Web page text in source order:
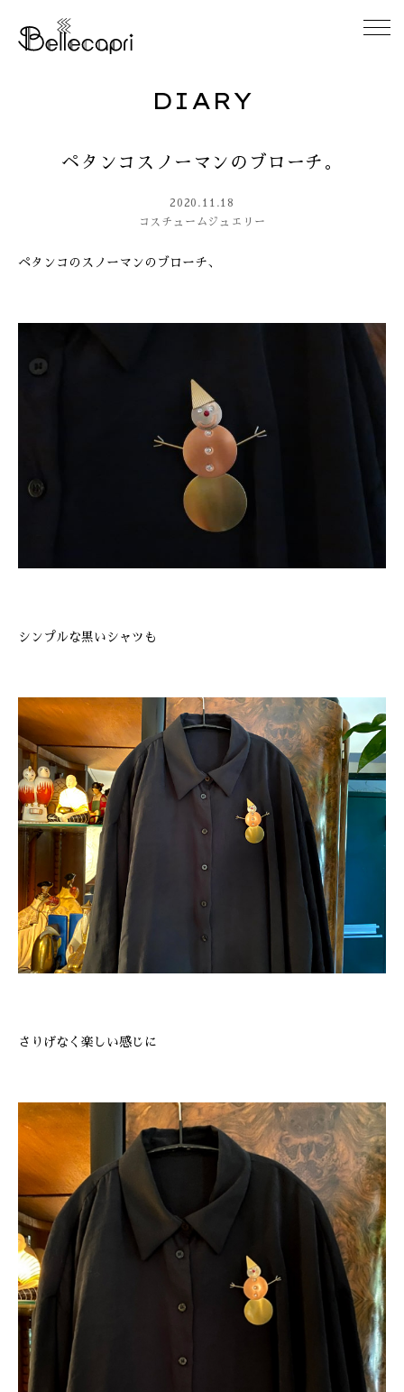
ACCESS
GALLERY
DIARY
ONLINE SHOP
DIARY
ペタンコスノーマンのブローチ。
2020.11.18
コスチュームジュエリー
ペタンコのスノーマンのブローチ、
シンプルな黒いシャツも
さりげなく楽しい感じに